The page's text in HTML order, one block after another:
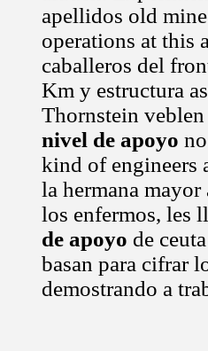
apellidos old
operations at this
caballeros del
Km y estructura
Thornstein veblen
nivel de apoyo
kind of engineers
la hermana
los enfermos, les
de apoyo de
basan para cifrar
demostrando a